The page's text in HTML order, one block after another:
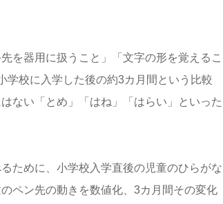
を器用に扱うこと」「文字の形を覚えるこ
学校に入学した後の約3カ月間という比較
ない「とめ」「はね」「はらい」といった
ために、小学校入学直後の児童のひらがな
ペン先の動きを数値化、3カ月間その変化